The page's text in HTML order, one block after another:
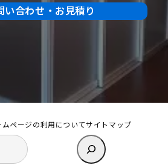
い合わせ・お見積り
ムページの利用についてサイトマップ